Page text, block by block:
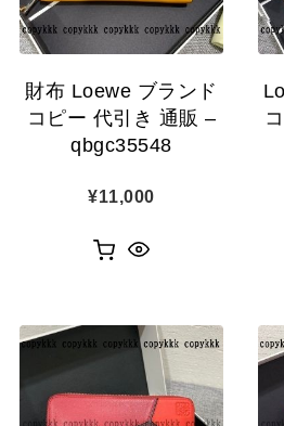
財布 Loewe ブランド
コピー 代引き 通販 –
qbgc35548
¥11,000